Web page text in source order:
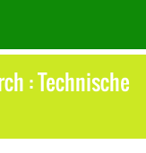
: Technische